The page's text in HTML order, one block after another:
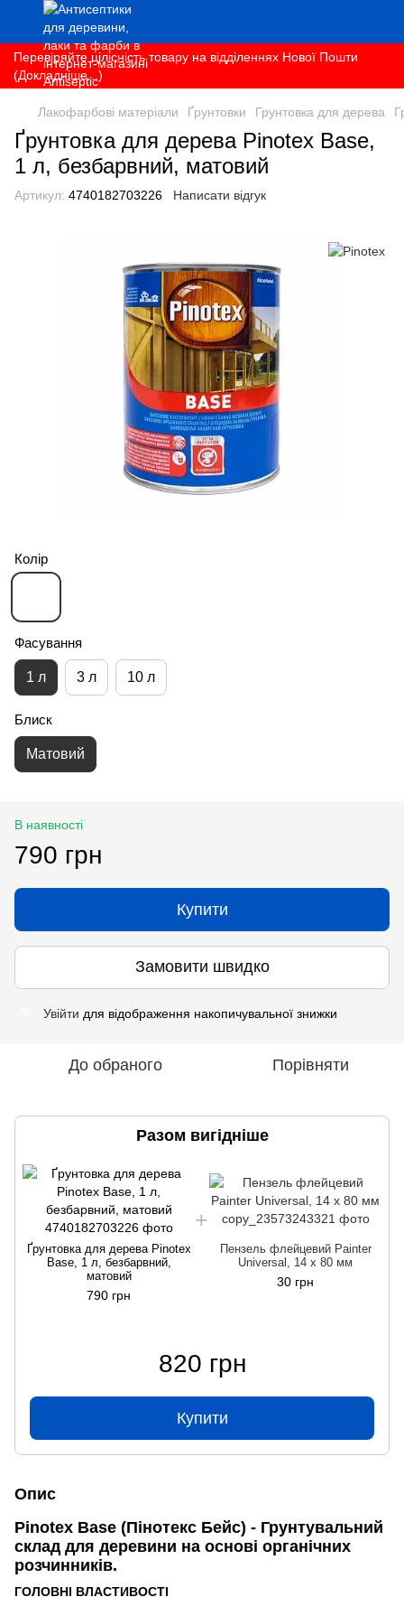
Перевіряйте цілісність товару на відділеннях Нової Пошти
(Докладніше...)
Лакофарбові матеріали Ґрунтовки Грунтовка для дерева
Ґрунтовка для дерева Pinotex Base,
1 л, безбарвний, матовий
Артикул: 4740182703226 Написати відгук
Колір
Фасування
1 л 3 л 10 л
Блиск
Матовий
В наявності
790 грн
Купити
Замовити швидко
Увійти для відображення накопичувальної знижки
До обраного Порівняти
Разом вигідніше
Ґрунтовка для дерева Pinotex
Base, 1 л, безбарвний,
матовий
790 грн
Пензель флейцевий Painter
Universal, 14 х 80 мм
30 грн
820 грн
Купити
Опис
Pinotex Base (Пінотекс Бейс) - Грунтувальний
склад для деревини на основі органічних
розчинників.
ГОЛОВНІ ВЛАСТИВОСТІ